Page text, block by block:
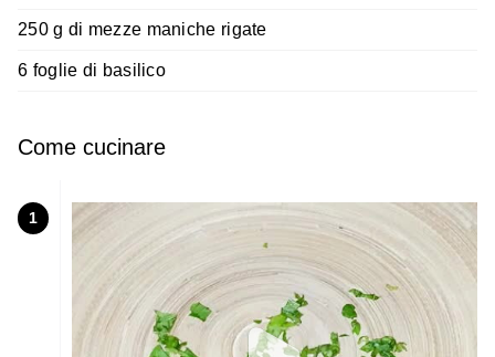
250 g di mezze maniche rigate
6 foglie di basilico
Come cucinare
1